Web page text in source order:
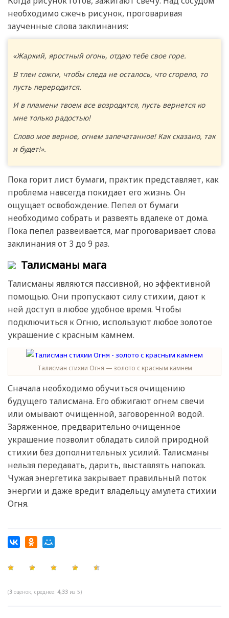
необходимо сжечь рисунок, проговаривая
заученные слова заклинания:
«Жаркий, яростный огонь, отдаю тебе свое горе.
В тлен сожги, чтобы следа не осталось, что сгорело, то
пусть переродится.
И в пламени твоем все возродится, пусть вернется ко
мне только радостью!
Слово мое верное, огнем запечатанное! Как сказано, так
и будет!».
Пока горит лист бумаги, практик представляет, как
проблема навсегда покидает его жизнь. Он
ощущает освобождение. Пепел от бумаги
необходимо собрать и развеять вдалеке от дома.
Пока пепел развеивается, маг проговаривает слова
заклинания от 3 до 9 раз.
Талисманы мага
Талисманы являются пассивной, но эффективной
помощью. Они пропускают силу стихии, дают к
ней доступ в любое удобное время. Чтобы
подключиться к Огню, используют любое золотое
украшение с красным камнем.
Талисман стихии Огня — золото с красным камнем
Сначала необходимо обучиться очищению
будущего талисмана. Его обжигают огнем свечи
или омывают очищенной, заговоренной водой.
Заряженное, предварительно очищенное
украшение позволит обладать силой природной
стихии без дополнительных усилий. Талисманы
нельзя передавать, дарить, выставлять напоказ.
Чужая энергетика закрывает правильный поток
энергии и даже вредит владельцу амулета стихии
Огня.
(3 оценок, среднее: 4,33 из 5)